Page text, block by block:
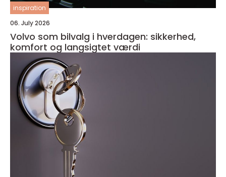
inspiration
06. July 2026
Volvo som bilvalg i hverdagen: sikkerhed,
komfort og langsigtet værdi